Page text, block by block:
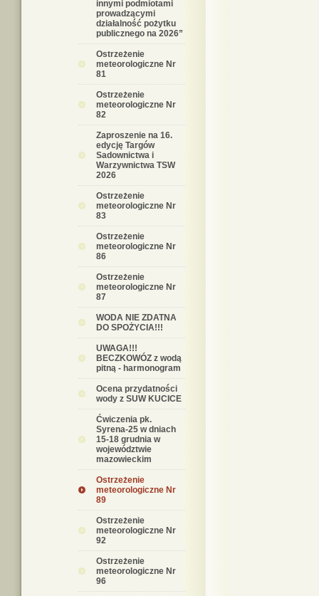
innymi podmiotami
prowadzącymi
działalność pożytku
publicznego na 2026”
Ostrzeżenie
meteorologiczne Nr
81
Ostrzeżenie
meteorologiczne Nr
82
Zaproszenie na 16.
edycję Targów
Sadownictwa i
Warzywnictwa TSW
2026
Ostrzeżenie
meteorologiczne Nr
83
Ostrzeżenie
meteorologiczne Nr
86
Ostrzeżenie
meteorologiczne Nr
87
WODA NIE ZDATNA
DO SPOŻYCIA!!!
UWAGA!!!
BECZKOWÓZ z wodą
pitną - harmonogram
Ocena przydatności
wody z SUW KUCICE
Ćwiczenia pk.
Syrena-25 w dniach
15-18 grudnia w
województwie
mazowieckim
Ostrzeżenie
meteorologiczne Nr
89
Ostrzeżenie
meteorologiczne Nr
92
Ostrzeżenie
meteorologiczne Nr
96